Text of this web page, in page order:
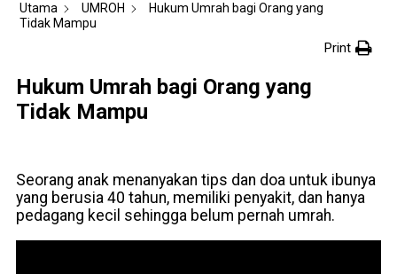
Utama UMROH
Hukum Umrah bagi Orang yang
Tidak Mampu
Print
Hukum Umrah bagi Orang yang
Tidak Mampu
Seorang anak menanyakan tips dan doa untuk ibunya
yang berusia 40 tahun, memiliki penyakit, dan hanya
pedagang kecil sehingga belum pernah umrah.